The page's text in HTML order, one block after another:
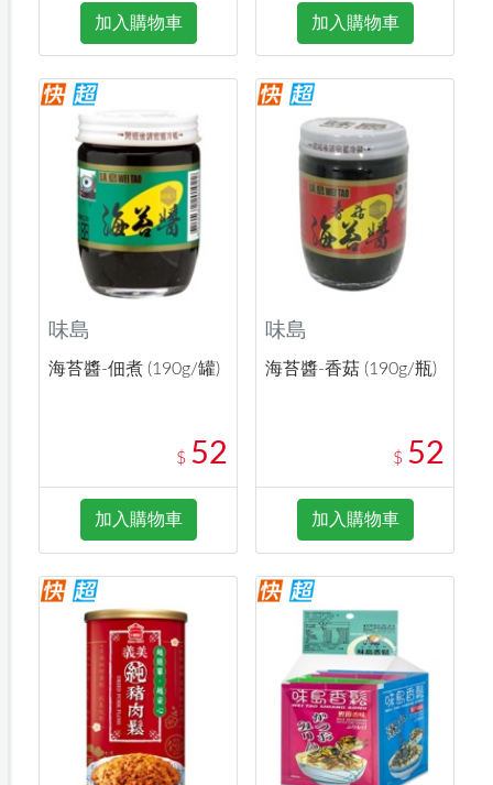
加入購物車 加入購物車
味島
海苔醬-佃煮 (190g/罐)
$ 52
加入購物車
味島
海苔醬-香菇 (190g/瓶)
$ 52
加入購物車